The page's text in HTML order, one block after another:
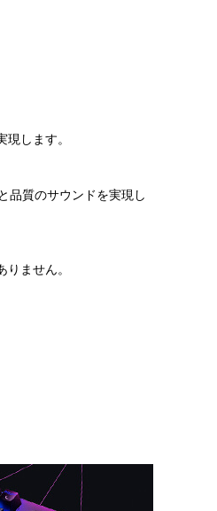
します。
品質のサウンドを実現し
ません。